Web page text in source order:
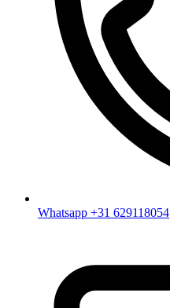
Whatsapp +31 629118054